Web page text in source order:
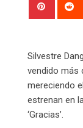
Silvestre
vendido más
mereciendo
estrenan en
‘Gracias’.